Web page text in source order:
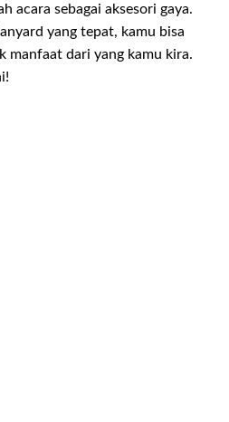
acara sebagai aksesori gaya.
yang tepat, kamu bisa
manfaat dari yang kamu kira.